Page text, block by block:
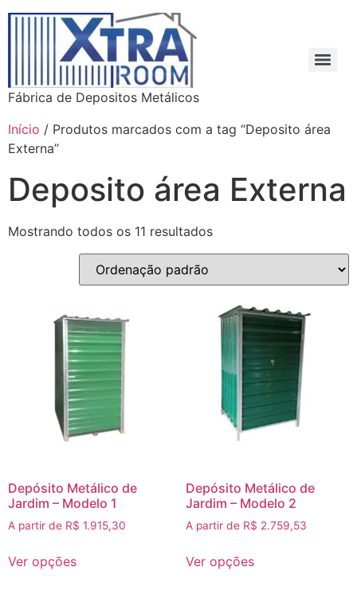
Fábrica de Depositos Metálicos
Início / Produtos marcados com a tag “Deposito área
Externa”
Deposito área Externa
Mostrando todos os 11 resultados
Depósito Metálico de
Jardim – Modelo 1
A partir de R$ 1.915,30
Ver opções
Depósito Metálico de
Jardim – Modelo 2
A partir de R$ 2.759,53
Ver opções